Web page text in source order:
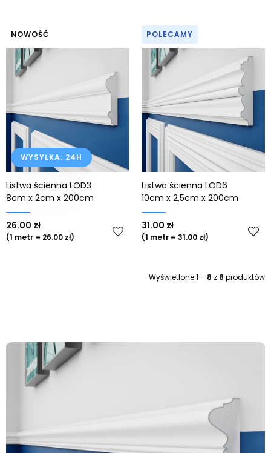
NOWOŚĆ
WYSYŁKA: 24H
Listwa ścienna LOD3
8cm x 2cm x 200cm
26.00 zł
(1 metr = 26.00 zł)
POLECAMY
Listwa ścienna LOD6
10cm x 2,5cm x 200cm
31.00 zł
(1 metr = 31.00 zł)
Wyświetlone1 - 8 z 8 produktów